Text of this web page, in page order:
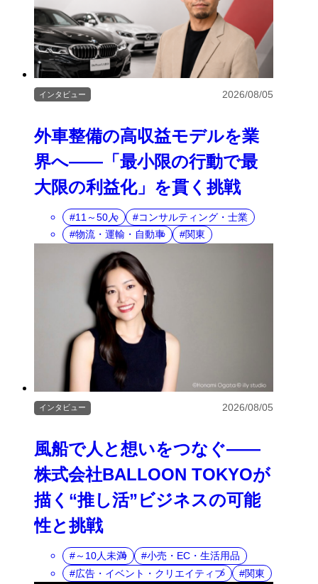
外車整備の高収益モデルを業
界へ――「最小限の行動で最
大限の利益化」を貫く挑戦
インタビュー 2026/08/05
11～50人
コンサルティング・士業
物流・運輸・自動車
関東
風船で人と想いをつなぐ――
株式会社BALLOON TOKYOが
描く“推し活”ビジネスの可能
性と挑戦
インタビュー 2026/08/05
～10人未満
小売・EC・生活用品
広告・イベント・クリエイティブ
関東